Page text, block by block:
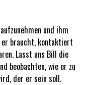
und ihm
er braucht, kontaktiert
Lasst uns Bill die
beobachten, wie er zu
der er sein soll.